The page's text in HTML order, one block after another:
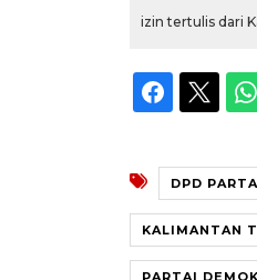
izin tertulis dari
DPD
KALIMANTAN
PARTAI